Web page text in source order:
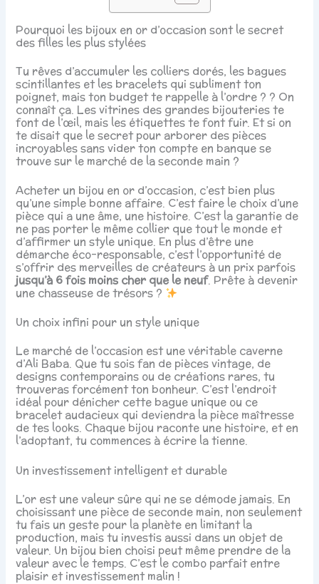
Pourquoi les bijoux en or d’occasion sont le secret
des filles les plus stylées
Tu rêves d’accumuler les colliers dorés, les bagues
scintillantes et les bracelets qui subliment ton
poignet, mais ton budget te rappelle à l’ordre ? ? On
connaît ça. Les vitrines des grandes bijouteries te
font de l’œil, mais les étiquettes te font fuir. Et si on
te disait que le secret pour arborer des pièces
incroyables sans vider ton compte en banque se
trouve sur le marché de la seconde main ?
Acheter un bijou en or d’occasion, c’est bien plus
qu’une simple bonne affaire. C’est faire le choix d’une
pièce qui a une âme, une histoire. C’est la garantie de
ne pas porter le même collier que tout le monde et
d’affirmer un style unique. En plus d’être une
démarche éco-responsable, c’est l’opportunité de
s’offrir des merveilles de créateurs à un prix parfois
jusqu’à 6 fois moins cher que le neuf. Prête à devenir
une chasseuse de trésors ?
Un choix infini pour un style unique
Le marché de l’occasion est une véritable caverne
d’Ali Baba. Que tu sois fan de pièces vintage, de
designs contemporains ou de créations rares, tu
trouveras forcément ton bonheur. C’est l’endroit
idéal pour dénicher cette bague unique ou ce
bracelet audacieux qui deviendra la pièce maîtresse
de tes looks. Chaque bijou raconte une histoire, et en
l’adoptant, tu commences à écrire la tienne.
Un investissement intelligent et durable
L’or est une valeur sûre qui ne se démode jamais. En
choisissant une pièce de seconde main, non seulement
tu fais un geste pour la planète en limitant la
production, mais tu investis aussi dans un objet de
valeur. Un bijou bien choisi peut même prendre de la
valeur avec le temps. C’est le combo parfait entre
plaisir et investissement malin !